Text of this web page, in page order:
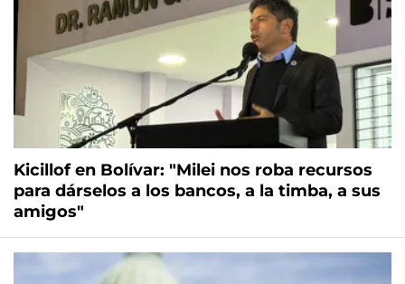
Kicillof en Bolívar: "Milei nos roba recursos
para dárselos a los bancos, a la timba, a sus
amigos"